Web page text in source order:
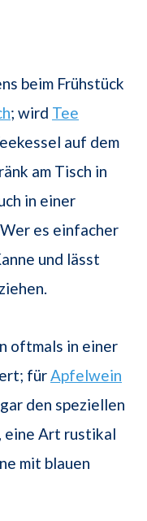
beim Frühstück
; wird Tee
auf dem
am Tisch in
in einer
es einfacher
und lässt
oftmals in einer
fürApfelwein
den speziellen
eine Art rustikal
mit blauen